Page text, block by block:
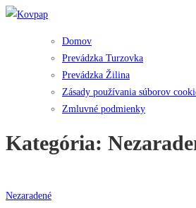
Prejsť
Domov
Prevádzka Turzovka
Prevádzka Žilina
Zásady používania súborov
Zmluvné podmienky
Kategória:
Nezaradené